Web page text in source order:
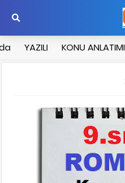
KONU ANLATIMI
YAZILI